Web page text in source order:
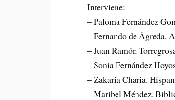
Interviene:
– Paloma Fernández
– Fernando de Ágreda.
– Juan Ramón
– Sonia Fernández
– Zakaria Charia.
– Maribel Méndez.